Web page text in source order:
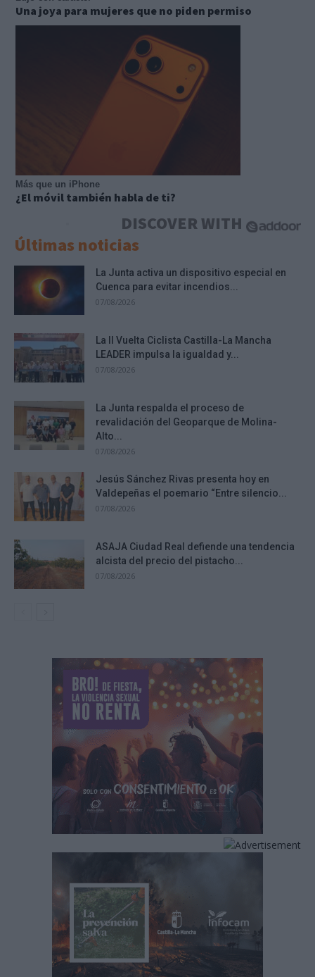
Una joya para mujeres que no piden permiso
Más que un iPhone
¿El móvil también habla de ti?
DISCOVER WITH
Últimas noticias
La Junta activa un dispositivo especial en
Cuenca para evitar incendios...
07/08/2026
La II Vuelta Ciclista Castilla-La Mancha
LEADER impulsa la igualdad y...
07/08/2026
La Junta respalda el proceso de
revalidación del Geoparque de Molina-
Alto...
07/08/2026
Jesús Sánchez Rivas presenta hoy en
Valdepeñas el poemario “Entre silencio...
07/08/2026
ASAJA Ciudad Real defiende una tendencia
alcista del precio del pistacho...
07/08/2026